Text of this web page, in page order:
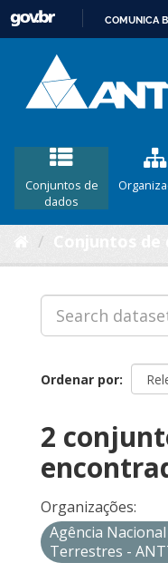
COMUNICA
Conjuntos de
dados
Ordenar por
2
Organizações:
Agência
Terrestres -